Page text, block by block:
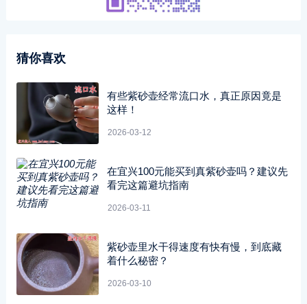
猜你喜欢
有些紫砂壶经常流口水，真正原因竟是
这样！
2026-03-12
在宜兴100元能买到真紫砂壶吗？建议先
看完这篇避坑指南
2026-03-11
紫砂壶里水干得速度有快有慢，到底藏
着什么秘密？
2026-03-10